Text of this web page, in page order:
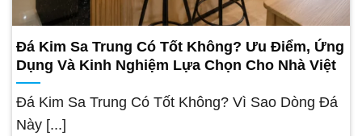
Đá Kim Sa Trung Có Tốt Không? Ưu Điểm, Ứng
Dụng Và Kinh Nghiệm Lựa Chọn Cho Nhà Việt
Đá Kim Sa Trung Có Tốt Không? Vì Sao Dòng Đá
Này [...]